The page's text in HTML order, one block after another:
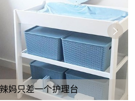
妈只差一个护理台